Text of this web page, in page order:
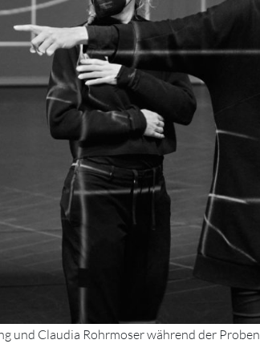
und Claudia Rohrmoser während der Proben